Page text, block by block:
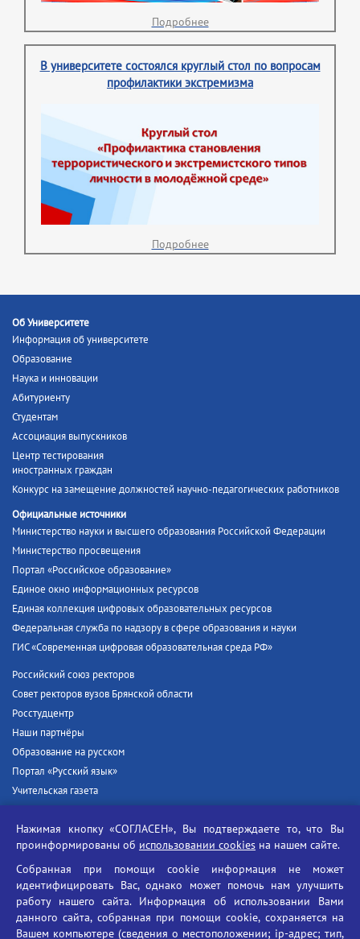
Подробнее
В университете состоялся круглый стол по вопросам
профилактики экстремизма
Подробнее
Об Университете
Информация об университете
Образование
Наука и инновации
Абитуриенту
Студентам
Ассоциация выпускников
Центр тестирования
иностранных граждан
Конкурс на замещение должностей научно-педагогических работников
Официальные источники
Министерство науки и высшего образования Российской Федерации
Министерство просвещения
Портал «Российское образование»
Единое окно информационных ресурсов
Единая коллекция цифровых образовательных ресурсов
Федеральная служба по надзору в сфере образования и науки
ГИС «Современная цифровая образовательная среда РФ»
Российский союз ректоров
Совет ректоров вузов Брянской области
Росстудцентр
Наши партнёры
Образование на русском
Портал «Русский язык»
Учительская газета
Единый портал государственных услуг
Противодействие угрозам информационной безопасности
Социальные ролики - Генеральная прокуратура РФ
Противодействие коррупции
БГУ против наркотиков
Нажимая кнопку «СОГЛАСЕН», Вы подтверждаете то, что Вы
проинформированы об использовании cookies на нашем сайте.
Собранная при помощи cookie информация не может
идентифицировать Вас, однако может помочь нам улучшить
работу нашего сайта. Информация об использовании Вами
данного сайта, собранная при помощи cookie, сохраняется на
Вашем компьютере (сведения о местоположении; ip-адрес; тип,